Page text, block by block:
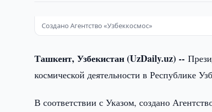
Создано Агентство «Узбеккосмос»
Ташкент, Узбекистан (UzDaily.uz) --
космической деятельности в Республике
В соответствии с Указом, создано